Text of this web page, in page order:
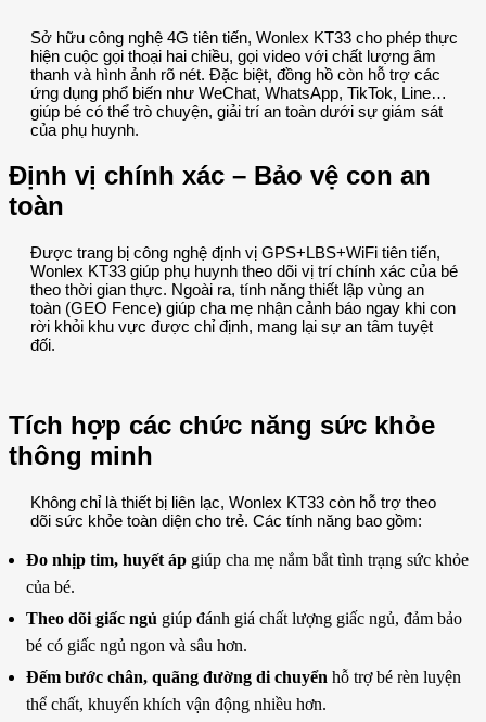
Sở hữu công nghệ 4G tiên tiến, Wonlex KT33 cho phép thực
hiện cuộc gọi thoại hai chiều, gọi video với chất lượng âm
thanh và hình ảnh rõ nét. Đặc biệt, đồng hồ còn hỗ trợ các
ứng dụng phổ biến như WeChat, WhatsApp, TikTok, Line…
giúp bé có thể trò chuyện, giải trí an toàn dưới sự giám sát
của phụ huynh.
Định vị chính xác – Bảo vệ con an
toàn
Được trang bị công nghệ định vị GPS+LBS+WiFi tiên tiến,
Wonlex KT33 giúp phụ huynh theo dõi vị trí chính xác của bé
theo thời gian thực. Ngoài ra, tính năng thiết lập vùng an
toàn (GEO Fence) giúp cha mẹ nhận cảnh báo ngay khi con
rời khỏi khu vực được chỉ định, mang lại sự an tâm tuyệt
đối.
Tích hợp các chức năng sức khỏe
thông minh
Không chỉ là thiết bị liên lạc, Wonlex KT33 còn hỗ trợ theo
dõi sức khỏe toàn diện cho trẻ. Các tính năng bao gồm:
Đo nhịp tim, huyết áp giúp cha mẹ nắm bắt tình trạng sức khỏe
của bé.
Theo dõi giấc ngủ giúp đánh giá chất lượng giấc ngủ, đảm bảo
bé có giấc ngủ ngon và sâu hơn.
Đếm bước chân, quãng đường di chuyển hỗ trợ bé rèn luyện
thể chất, khuyến khích vận động nhiều hơn.